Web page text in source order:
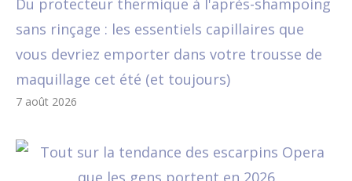
Du protecteur thermique à l'après-shampoing
sans rinçage : les essentiels capillaires que
vous devriez emporter dans votre trousse de
maquillage cet été (et toujours)
7 août 2026